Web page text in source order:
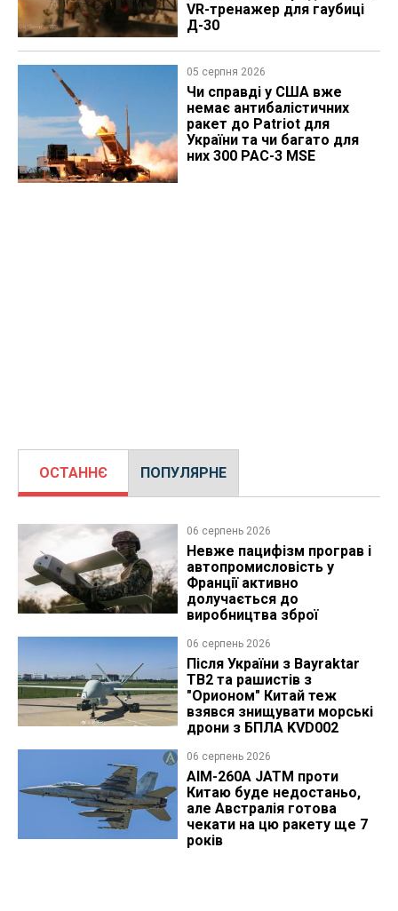
VR-тренажер для гаубиці
Д-30
05 серпня 2026
Чи справді у США вже
немає антибалістичних
ракет до Patriot для
України та чи багато для
них 300 PAC-3 MSE
ОСТАННЄ ПОПУЛЯРНЕ
06 серпень 2026
Невже пацифізм програв і
автопромисловість у
Франції активно
долучається до
виробництва зброї
06 серпень 2026
Після України з Bayraktar
TB2 та рашистів з
"Орионом" Китай теж
взявся знищувати морські
дрони з БПЛА KVD002
06 серпень 2026
AIM-260A JATM проти
Китаю буде недостаньо,
але Австралія готова
чекати на цю ракету ще 7
років